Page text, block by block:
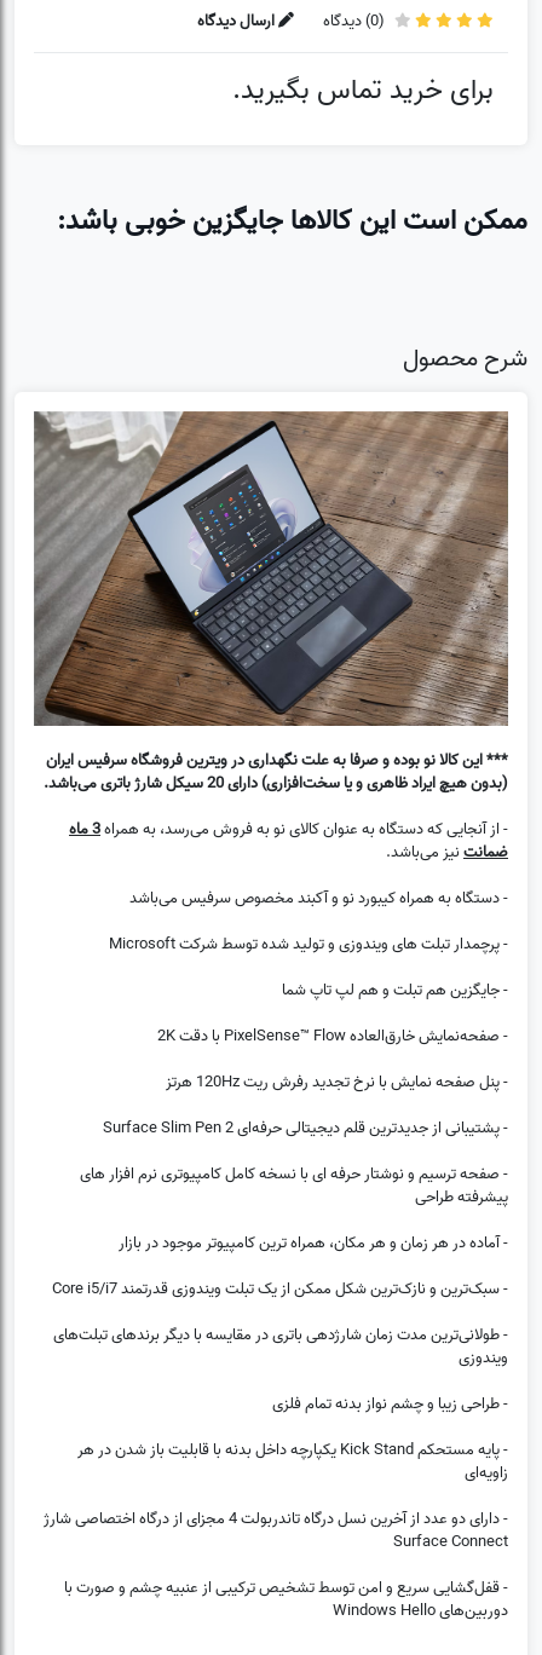
(
0) دیدگاه ارسال دیدگاه
برای خرید تماس بگیرید.
ممکن است این کالاها جایگزین خوبی باشد:
شرح محصول
*** این کالا نو بوده و صرفا به علت نگهداری در ویترین فروشگاه سرفیس ایران
(بدون هیچ ایراد ظاهری و یا سخت‌افزاری) دارای 20 سیکل شارژ باتری می‌باشد.
- از آنجایی که دستگاه به عنوان کالای نو به فروش می‌رسد، به همراه
3 ماه
ضمانت نیز می‌باشد.
- دستگاه به همراه کیبورد نو و آکبند مخصوص سرفیس می‌باشد
- پرچمدار تبلت های ویندوزی و تولید شده توسط شرکت Microsoft
- جایگزین هم تبلت و هم لپ تاپ شما
- صفحه‌نمایش خارق‌العاده PixelSense™ Flow با دقت 2K
- پنل صفحه نمایش با نرخ تجدید رفرش ریت 120Hz هرتز
- پشتیبانی از جدیدترین قلم دیجیتالی حرفه‌ای Surface Slim Pen 2
- صفحه ترسیم و نوشتار حرفه ای با نسخه کامل کامپیوتری نرم افزار های
پیشرفته طراحی
- آماده در هر زمان و هر مکان، همراه ترین کامپیوتر موجود در بازار
- سبک‌ترین و نازک‌ترین شکل ممکن از یک تبلت ویندوزی قدرتمند Core i5/i7
- طولانی‌ترین مدت زمان شارژدهی باتری در مقایسه با دیگر برندهای تبلت‌های
ویندوزی
- طراحی زیبا و چشم نواز بدنه تمام فلزی
- پایه مستحکم Kick Stand یکپارچه داخل بدنه با قابلیت باز شدن در هر
زاویه‌ای
- دارای دو عدد از آخرین نسل درگاه تاندربولت 4 مجزای از درگاه اختصاصی شارژ
Surface Connect
- قفل‌گشایی سریع و امن توسط تشخیص ترکیبی از عنبیه چشم و صورت با
دوربین‌های Windows Hello